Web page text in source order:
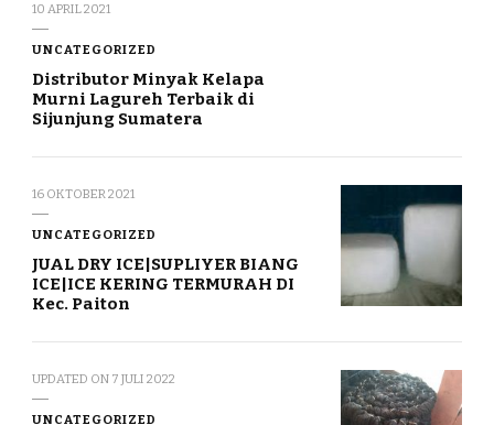
10 APRIL 2021
UNCATEGORIZED
Distributor Minyak Kelapa
Murni Lagureh Terbaik di
Sijunjung Sumatera
16 OKTOBER 2021
UNCATEGORIZED
JUAL DRY ICE|SUPLIYER BIANG
ICE|ICE KERING TERMURAH DI
Kec. Paiton
UPDATED ON 7 JULI 2022
UNCATEGORIZED